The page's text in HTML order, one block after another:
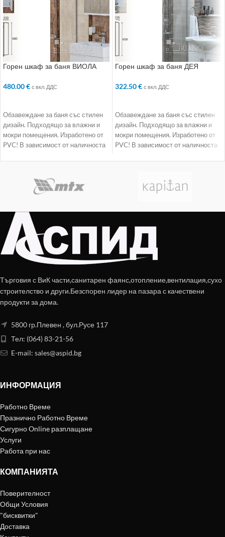
Горен шкаф за баня ВИОЛА
480.00€ с вкл. ДДС
Обзавеждане за баня със стилен
дизайн. Подходящо за влажни и
мокри помещения. Изработено от
PVC! В зависимост от наличноста
Горен шкаф за баня ДЕЯ
322.50€ с вкл. ДДС
Обзавеждане за баня със стилен
дизайн. Подходящо за влажни и
мокри помещения. Изработено от
PVC! В зависимост от наличноста
Търговия с ВиК части,санитарен фаянс,отопление,вентилация,сухо
строителство и други.Безспорен лидер на пазара с качествени
продукти за дома.
5800 гр.Плевен , бул.Русе 117
Тел: (064) 83-21-56
E-mail: sales@aspid.bg
ИНФОРМАЦИЯ
Работно Време
Празнично Работно Време
Сигурно Online разплащане
Услуги
Работа при нас
КОМПАНИЯТА
Поверителност
Общи Условия
"бисквитки"
Доставка